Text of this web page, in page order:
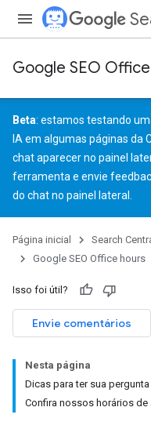
Google SEO
Beta: estamos testando
IA em algumas páginas da
chat aparecer no painel
ferramenta e envie
do chat no painel lateral
Página inicial Search
Google SEO Office hours
Isso foi útil?
Envie comentários
Nesta página
Dicas para ter sua
Confira nossos horários